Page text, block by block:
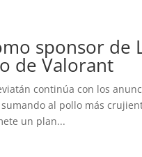
sponsor
de Valorant
continúa con los
sumando al pollo más
un plan...